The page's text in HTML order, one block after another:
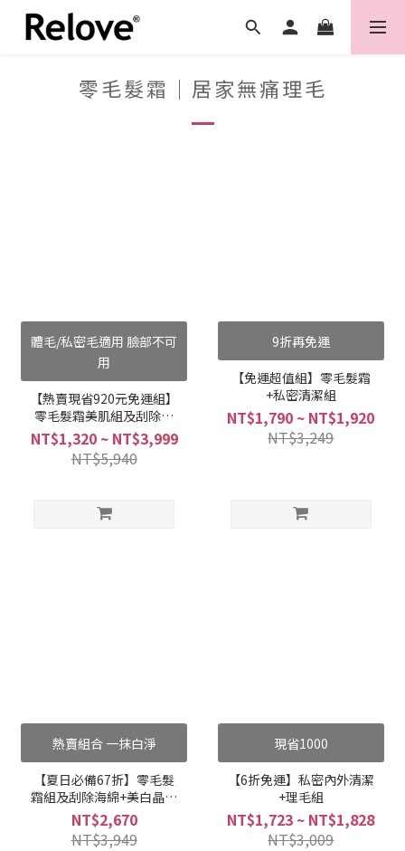
零毛髮霜｜居家無痛理毛
體毛/私密毛適用 臉部不可
用
【熱賣現省920元免運組】
零毛髮霜美肌組及刮除海
NT$1,320 ~ NT$3,999
NT$5,940
9折再免運
【免運超值組】零毛髮霜
+私密清潔組
NT$1,790 ~ NT$1,920
NT$3,249
熱賣組合 一抹白淨
【夏日必備67折】零毛髮
霜組及刮除海綿+美白晶球
組
NT$2,670
NT$3,949
現省1000
【6折免運】私密內外清潔
+理毛組
NT$1,723 ~ NT$1,828
NT$3,009